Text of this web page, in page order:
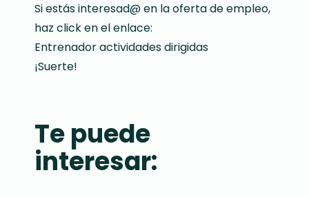
Si estás interesad@ en la oferta de empleo,
haz click en el enlace:
Entrenador actividades dirigidas
¡Suerte!
Te puede
interesar: